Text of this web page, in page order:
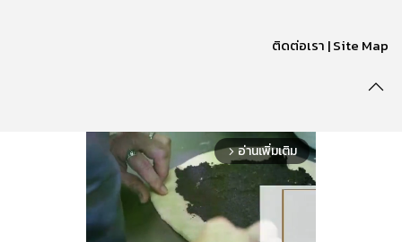
ติดต่อเรา | Site Map
arrow_forward_ios อ่านเพิ่มเติม